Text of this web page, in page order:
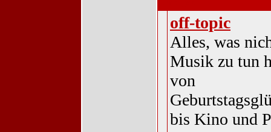
off-topic
Alles, was
Musik zu tun
von
bis Kino und